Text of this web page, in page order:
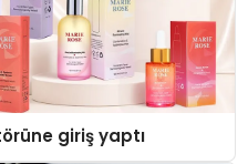
giriş yaptı